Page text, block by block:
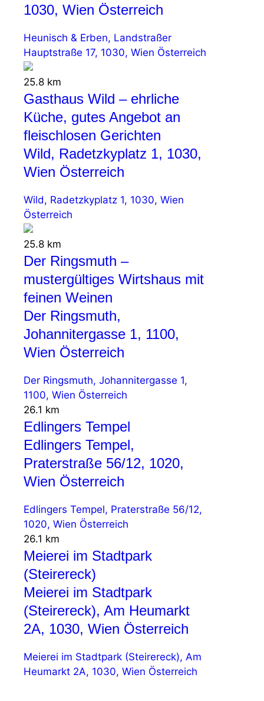
1030, Wien Österreich
Heunisch & Erben, Landstraßer
Hauptstraße 17, 1030, Wien Österreich
25.8 km
Gasthaus Wild – ehrliche
Küche, gutes Angebot an
fleischlosen Gerichten
Wild, Radetzkyplatz 1, 1030,
Wien Österreich
Wild, Radetzkyplatz 1, 1030, Wien
Österreich
25.8 km
Der Ringsmuth –
mustergültiges Wirtshaus mit
feinen Weinen
Der Ringsmuth,
Johannitergasse 1, 1100,
Wien Österreich
Der Ringsmuth, Johannitergasse 1,
1100, Wien Österreich
26.1 km
Edlingers Tempel
Edlingers Tempel,
Praterstraße 56/12, 1020,
Wien Österreich
Edlingers Tempel, Praterstraße 56/12,
1020, Wien Österreich
26.1 km
Meierei im Stadtpark
(Steirereck)
Meierei im Stadtpark
(Steirereck), Am Heumarkt
2A, 1030, Wien Österreich
Meierei im Stadtpark (Steirereck), Am
Heumarkt 2A, 1030, Wien Österreich